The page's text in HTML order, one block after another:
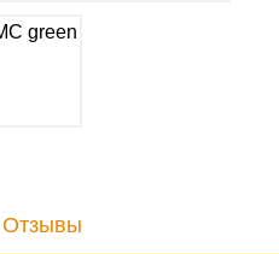
Отзывы